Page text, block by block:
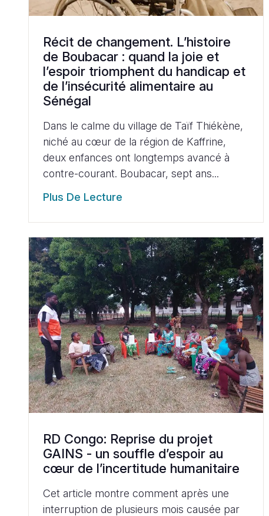
Récit de changement. L’histoire
de Boubacar : quand la joie et
l’espoir triomphent du handicap et
de l’insécurité alimentaire au
Sénégal
Dans le calme du village de Taïf Thiékène,
niché au cœur de la région de Kaffrine,
deux enfances ont longtemps avancé à
contre-courant. Boubacar, sept ans...
Plus De Lecture
RD Congo: Reprise du projet
GAINS - un souffle d’espoir au
cœur de l’incertitude humanitaire
Cet article montre comment après une
interruption de plusieurs mois causée par